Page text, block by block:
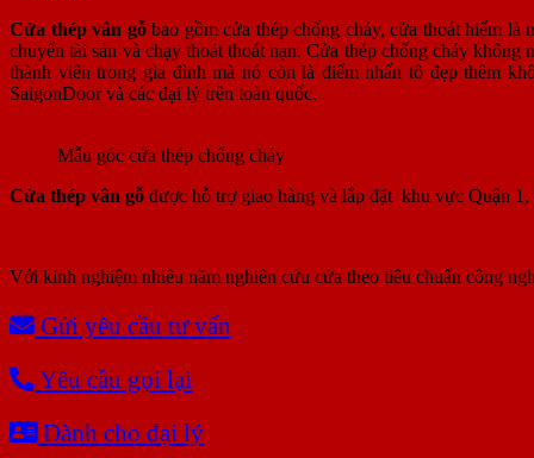
Cửa thép vân gỗbao gồm cửa thép chống cháy, cửa thoát hiểm là
chuyển tài sản và chạy thoát thoát nạn. Cửa thép chống cháy
thành viên trong gia đình mà nó còn là điểm nhấn tô đẹp thêm
SaigonDoor và các đại lý trên toàn quốc.
Mẫu góc cửa thép chống cháy
Cửa thép vân gỗ được hỗ trợ giao hàng và lắp đặt khu vực Quận
Với kinh nghiệm nhiêu năm nghiên cứu cửa theo tiêu chuẩn công
Gửi yêu cầu tư vấn
Yêu cầu gọi lại
Dành cho đại lý